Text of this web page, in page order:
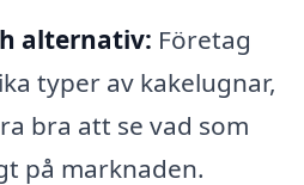
alternativ: Företag
typer av kakelugnar,
bra att se vad som
på marknaden.